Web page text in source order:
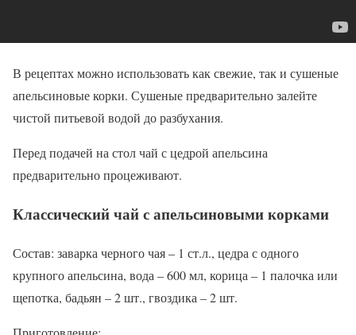
В рецептах можно использовать как свежие, так и сушеные
апельсиновые корки. Сушеные предварительно залейте
чистой питьевой водой до разбухания.
Перед подачей на стол чай с цедрой апельсина
предварительно процеживают.
Классический чай с апельсиновыми корками
Состав: заварка черного чая – 1 ст.л., цедра с одного
крупного апельсина, вода – 600 мл, корица – 1 палочка или
щепотка, бадьян – 2 шт., гвоздика – 2 шт.